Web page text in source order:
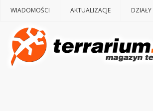
WIADOMOŚCI AKTUALIZACJE DZIAŁY